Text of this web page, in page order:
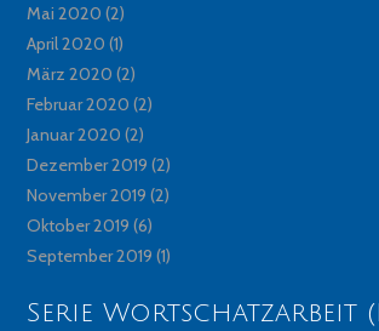
Mai 2020 (2)
April 2020 (1)
März 2020 (2)
Februar 2020 (2)
Januar 2020 (2)
Dezember 2019 (2)
November 2019 (2)
Oktober 2019 (6)
September 2019 (1)
Serie Wortschatzarbeit